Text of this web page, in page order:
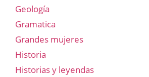
Geología
Gramatica
Grandes mujeres
Historia
Historias y leyendas